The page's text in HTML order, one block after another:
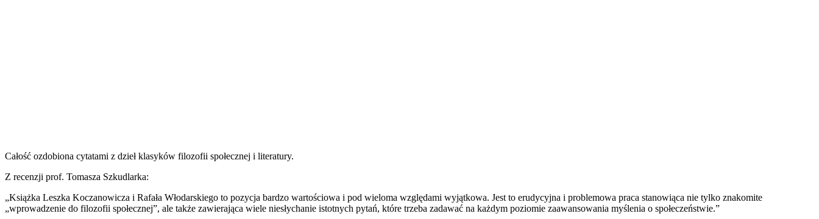
Całość ozdobiona cytatami z dzieł klasyków filozofii społecznej i literatury.
Z recenzji prof. Tomasza Szkudlarka:
„Książka Leszka Koczanowicza i Rafała Włodarskiego to pozycja bardzo wartościowa i pod wieloma względami wyjątkowa. Jest to erudycyjna i problemowa praca stanowiąca nie tylko znakomite
„wprowadzenie do filozofii społecznej”, ale także zawierająca wiele niesłychanie istotnych pytań, które trzeba zadawać na każdym poziomie zaawansowania myślenia o społeczeństwie.”